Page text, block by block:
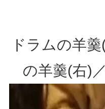
ドラムの羊
の羊羹(右)